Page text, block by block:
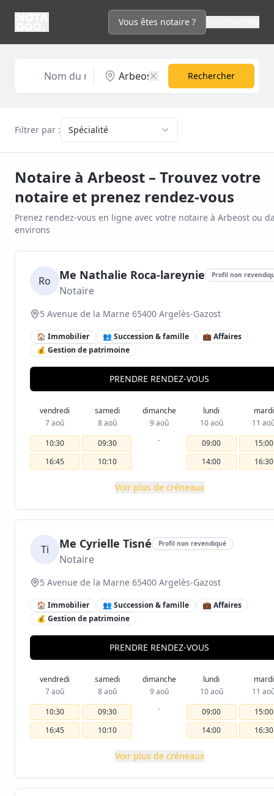
Vous êtes notaire ?
Rechercher
Filtrer par : Spécialité
Notaire à Arbeost – Trouvez votre
notaire et prenez rendez-vous
Prenez rendez-vous en ligne avec votre notaire à Arbeost ou
environs
Ro Me Nathalie Roca-lareynie Profil non
Notaire
5 Avenue de la Marne 65400 Argelès-Gazost
🏠 Immobilier 👥 Succession & famille
💼 Affaires
💰 Gestion de patrimoine
PRENDRE RENDEZ-VOUS
vendredi
7 aoû
10:30
16:45
samedi
8 aoû
09:30
10:10
dimanche
9 aoû
-
lundi
10 aoû
09:00
14:00
mardi
11
15:00
16:30
Voir plus de créneaux
Ti Me Cyrielle Tisné Profil non revendiqué
Notaire
5 Avenue de la Marne 65400 Argelès-Gazost
🏠 Immobilier 👥 Succession & famille
💼 Affaires
💰 Gestion de patrimoine
PRENDRE RENDEZ-VOUS
vendredi
7 aoû
10:30
16:45
samedi
8 aoû
09:30
10:10
dimanche
9 aoû
-
lundi
10 aoû
09:00
14:00
mardi
11
15:00
16:30
Voir plus de créneaux